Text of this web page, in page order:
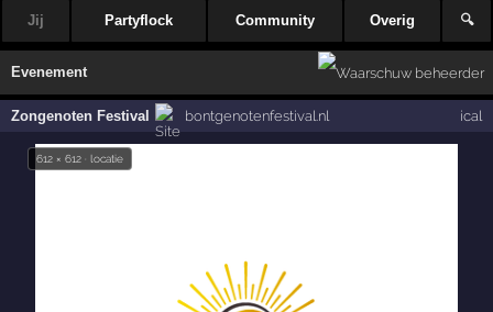
Jij Partyflock Community Overig 🔍
Evenement
Zongenoten Festival bontgenotenfestival.nl ical
612 × 612 · locatie